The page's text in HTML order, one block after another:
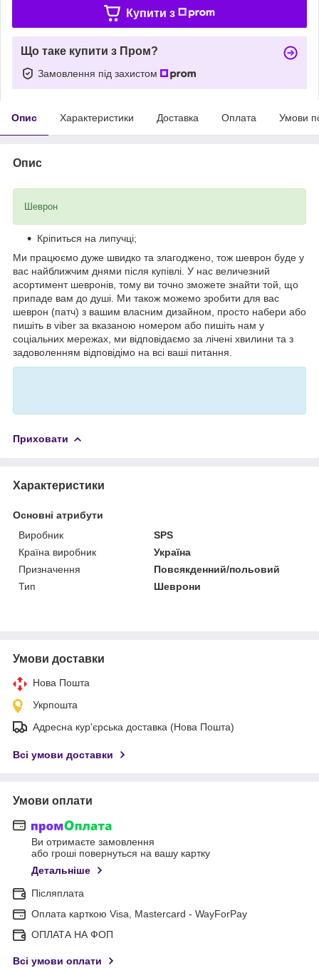
Купити з
Що таке купити з Пром?
Замовлення під захистом
Опис Характеристики Доставка Оплата Умови
Опис
Шеврон
Кріпиться на липучці;
Ми працюємо дуже швидко та злагоджено, тож шеврон буде у
вас найближчим днями після купівлі. У нас величезний
асортимент шевронів, тому ви точно зможете знайти той, що
припаде вам до душі. Ми також можемо зробити для вас
шеврон (патч) з вашим власним дизайном, просто набери або
пишіть в viber за вказаною номером або пишіть нам у
соціальних мережах, ми відповідаємо за лічені хвилини та з
задоволенням відповідімо на всі ваші питання.
Приховати
Характеристики
Основні атрибути
Виробник
SPS
Країна виробник
Україна
Призначення
Повсякденний/польовий
Тип
Шеврони
Умови доставки
Нова Пошта
Укрпошта
Адресна кур'єрська доставка (Нова Пошта)
Всі умови доставки
Умови оплати
Ви отримаєте замовлення
або гроші повернуться на вашу картку
Детальніше
Післяплата
Оплата карткою Visa, Mastercard - WayForPay
ОПЛАТА НА ФОП
Всі умови оплати